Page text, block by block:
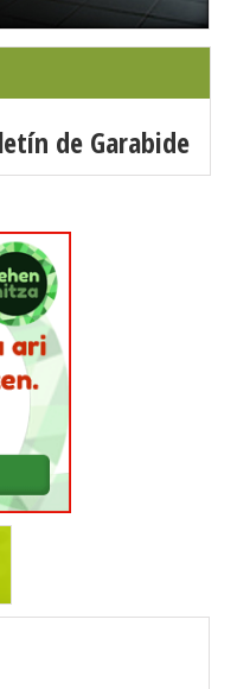
de Garabide